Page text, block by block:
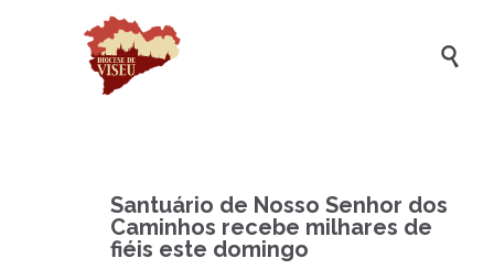

Santuário de Nosso Senhor dos
Caminhos recebe milhares de
fiéis este domingo